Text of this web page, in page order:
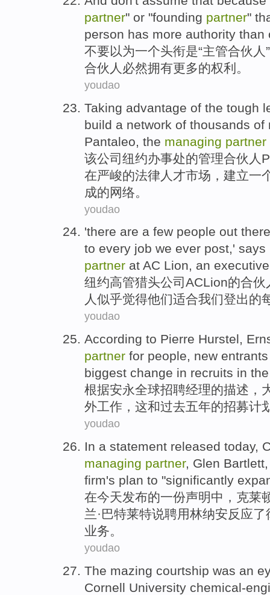
partner" or "founding partner"
person has more authority than
不要以为一个头衔是“主管合伙人 ”
合伙人 必然拥有更多的权利 。
youdao
Taking advantage of the tough
build a network of thousands of
Pantaleo , the managing partner
该公司纽约办事处的管理合伙人
在严峻的法律 人才市场 ， 建立一
成的网络 。
youdao
'there are a few people out
to every job we ever post,' says
partner at AC Lion, an
纽约高管猎头公司 ACLion的合伙
人 似乎觉得他们适合我们登出的
youdao
According to Pierre Hurstel,
partner for people, new
biggest change in recruits in the
根据安永全球招聘经理的描述，
外工作 ， 这和过去五年的招募计
youdao
In a statement released today,
managing partner, Glen Bartlett
firm's plan to "significantly
在今天发布的一份声明中 ，克莱
兰·巴特莱特说聘用林纳安反应了
业务。
youdao
The mazing courtship was an
Cornell University chemical-